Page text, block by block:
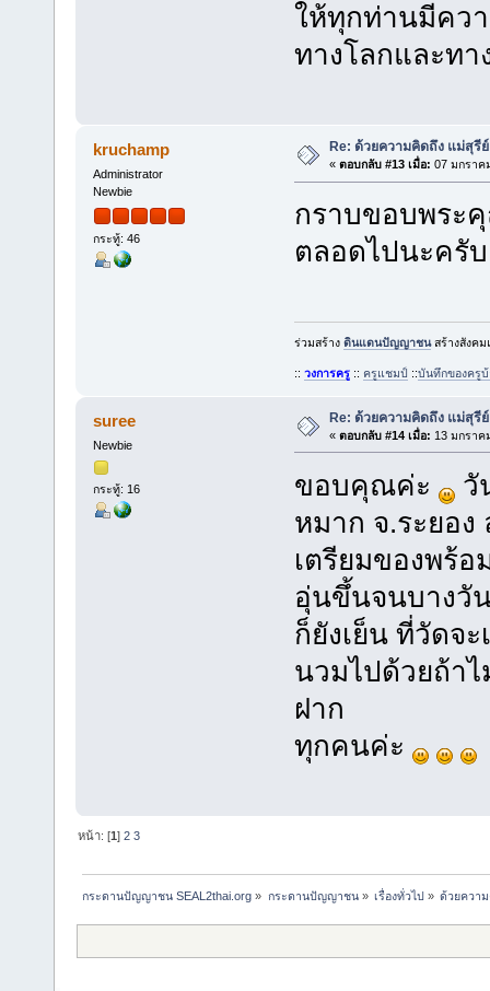
ให้ทุกท่านมีควา
ทางโลกและทา
kruchamp
Administrator
Newbie
กระทู้: 46
Re: ด้วยความคิดถึง แม่สุรี
« ตอบกลับ #13 เมื่อ: 07 มกราค
กราบขอบพระ
ตลอดไปนะครั
ร่วมสร้าง ดินแดนปัญญาชนสร้างสังคม
:: วงการครู:: ครูแชมป์ ::บันทึกของครู
suree
Newbie
กระทู้: 16
Re: ด้วยความคิดถึง แม่สุรี
« ตอบกลับ #14 เมื่อ: 13 มกราค
ขอบคุณค่ะ
วั
หมาก จ.ระยอ
เตรียมของพร้
อุ่นขึ้นจนบางวั
ก็ยังเย็น ที่วัดจะ
นวมไปด้วยถ้า
ฝาก
ทุกคนค่ะ
หน้า: [1]2 3
กระดานปัญญาชน SEAL2thai.org » กระดานปัญญาชน» เรื่องทั่วไป» ด้วยควา